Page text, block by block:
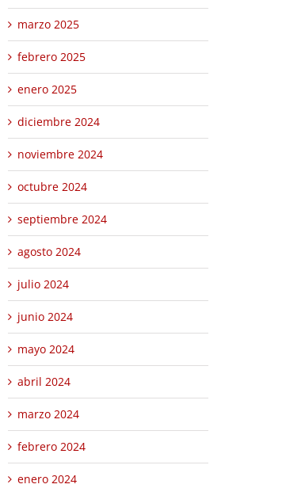
marzo 2025
febrero 2025
enero 2025
diciembre 2024
noviembre 2024
octubre 2024
septiembre 2024
agosto 2024
julio 2024
junio 2024
mayo 2024
abril 2024
marzo 2024
febrero 2024
enero 2024